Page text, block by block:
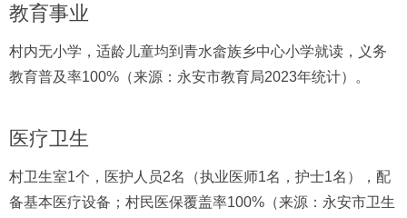
教育事业
村内无小学，适龄儿童均到青水畲族乡中心小学就读，义务
教育普及率100%（来源：永安市教育局2023年统计）。
医疗卫生
村卫生室1个，医护人员2名（执业医师1名，护士1名），配
备基本医疗设备；村民医保覆盖率100%（来源：永安市卫生